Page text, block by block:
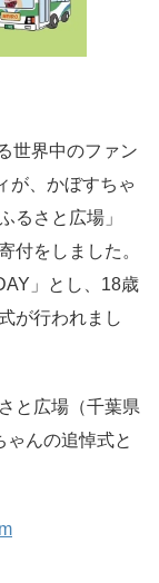
世界中のファン
が、かぼすちゃ
るさと広場」
付をしました。
」とし、18歳
が行われまし
と広場（千葉県
んの追悼式と